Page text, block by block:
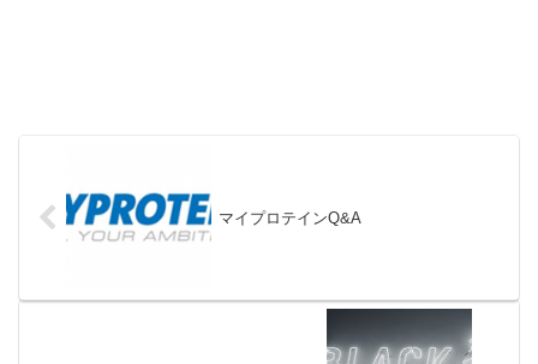
マイプロテインQ&A